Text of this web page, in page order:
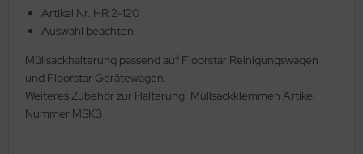
Artikel Nr. HR 2-120
Auswahl beachten!
Müllsackhalterung passend auf Floorstar Reinigungswagen
und Floorstar Gerätewagen.
Weiteres Zubehör zur Halterung: Müllsackklemmen Artikel
Nummer MSK3